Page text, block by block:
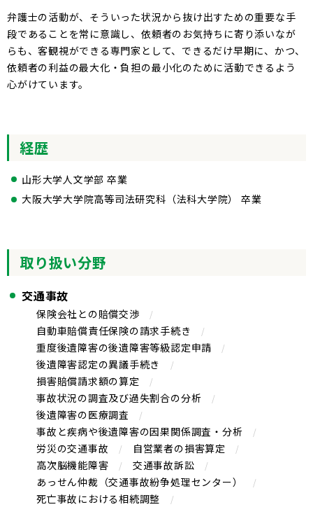
弁護士の活動が、そういった状況から抜け出すための重要な手
段であることを常に意識し、依頼者のお気持ちに寄り添いなが
らも、客観視ができる専門家として、できるだけ早期に、かつ、
依頼者の利益の最大化・負担の最小化のために活動できるよう
心がけています。
経歴
山形大学人文学部 卒業
大阪大学大学院高等司法研究科（法科大学院） 卒業
取り扱い分野
交通事故
保険会社との賠償交渉
自動車賠償責任保険の請求手続き
重度後遺障害の後遺障害等級認定申請
後遺障害認定の異議手続き
損害賠償請求額の算定
事故状況の調査及び過失割合の分析
後遺障害の医療調査
事故と疾病や後遺障害の因果関係調査・分析
労災の交通事故
自営業者の損害算定
高次脳機能障害
交通事故訴訟
あっせん仲裁（交通事故紛争処理センター）
死亡事故における相続調整